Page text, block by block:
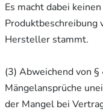
Es macht dabei
Produktbeschreibung
Hersteller stammt.
(3) Abweichend von
Mängelansprüche
der Mangel bei